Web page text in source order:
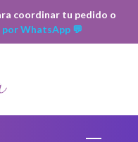
coordinar tu pedido o
por WhatsApp 💬